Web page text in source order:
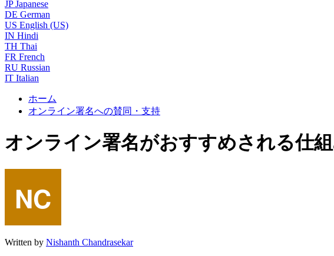
JP Japanese
DE German
US English (US)
IN Hindi
TH Thai
FR French
RU Russian
IT Italian
ホーム
オンライン署名への賛同・支持
オンライン署名がおすすめされる仕
Written by Nishanth Chandrasekar